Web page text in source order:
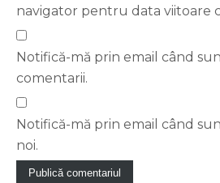
navigator pentru data viitoare
Notifică-mă prin email când
comentarii.
Notifică-mă prin email când
noi.